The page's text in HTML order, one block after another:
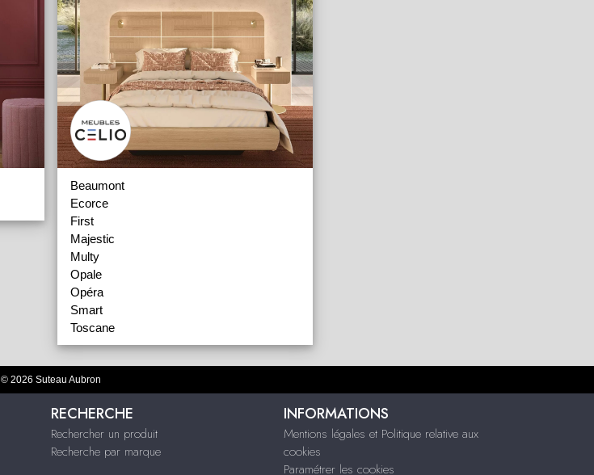
Beaumont
Ecorce
First
Majestic
Multy
Opale
Opéra
Smart
Toscane
© 2026 Suteau Aubron
RECHERCHE
Rechercher un produit
Recherche par marque
INFORMATIONS
Mentions légales et Politique relative aux
cookies
Paramétrer les cookies